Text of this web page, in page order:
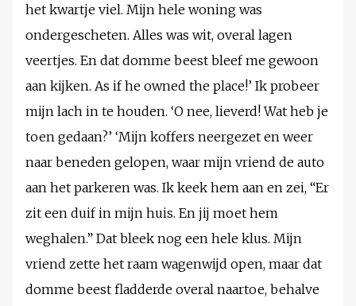
het kwartje viel. Mijn hele woning was
ondergescheten. Alles was wit, overal lagen
veertjes. En dat domme beest bleef me gewoon
aan kijken. As if he owned the place!’ Ik probeer
mijn lach in te houden. ‘O nee, lieverd! Wat heb je
toen gedaan?’ ‘Mijn koffers neergezet en weer
naar beneden gelopen, waar mijn vriend de auto
aan het parkeren was. Ik keek hem aan en zei, “Er
zit een duif in mijn huis. En jij moet hem
weghalen.” Dat bleek nog een hele klus. Mijn
vriend zette het raam wagenwijd open, maar dat
domme beest fladderde overal naartoe, behalve